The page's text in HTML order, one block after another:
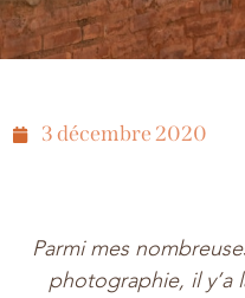
3 décembre 2020
Parmi mes
photographie, il y’a